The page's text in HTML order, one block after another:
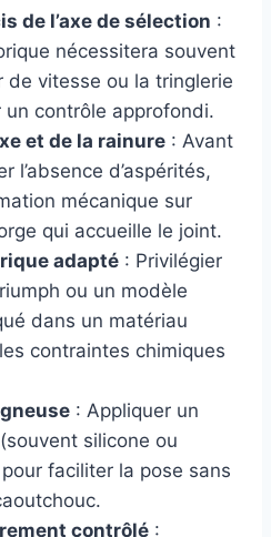
de l’axe de sélection :
nécessitera souvent
de vitesse ou la tringlerie
contrôle approfondi.
et de la rainure : Avant
l’absence d’aspérités,
mécanique sur
qui accueille le joint.
adapté : Privilégier
ou un modèle
dans un matériau
contraintes chimiques
: Appliquer un
silicone ou
faciliter la pose sans
contrôlé :